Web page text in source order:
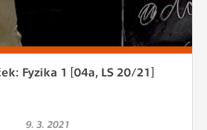
Fyzika 1 [04a, LS 20/21]
9. 3. 2021